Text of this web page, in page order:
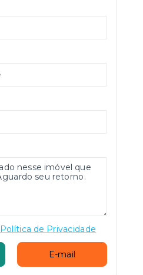
Política de Privacidade
E-mail